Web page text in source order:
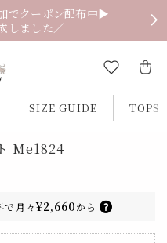
でクーポン配布中▶
しました／
SIZE GUIDE TOPS
Me1824
で 月々¥2,660から